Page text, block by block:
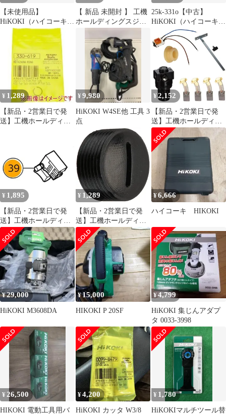
【未使用品】
HiKOKI（ハイコーキ）
0040-2523 外径180mm/
刃数48【軟鋼材・ステ
ンレス用】
【 新品 未開封 】 工機
ホールディングスジャ
(ブレーキヨウ) 337724
未使用 送料無料
25k-331o【中古】
HiKOKI（ハイコーキ）
S18V(N) パット無し 電
子ディスクサンダ
¥ 1,289
【新品・2営業日で発
送】工機ホールディン
¥9,980
HiKOKI W4SE他 工具 3
点
¥ 2,152
【新品・2営業日で発
送】工機ホールディン
グス HiKOKI リンク
(329787 6444)
¥ 1,895
【新品・2営業日で発
送】工機ホールディン
グス HiKOKI スイツチ
(ブレーキヨウ) (337724
6444)
¥ 1,289
【新品・2営業日で発
送】工機ホールディン
グス HiKOKI ブラシキ
ヤツプ (935829 6444)
¥6,666
ハイコーキ HIKOKI
¥29,000
HiKOKI M3608DA
¥15,000
HIKOKI P 20SF
¥4,799
HiKOKI 集じんアダプ
タ 0033-3998
¥26,500
HIKOKI 電動工具用バ
¥4,200
HiKOKI カッタ W3/8
¥ 1,780
HiKOKIマルチツール替